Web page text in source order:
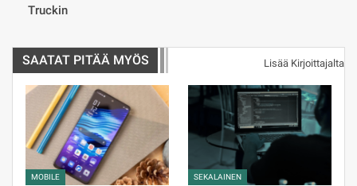
Truckin
SAATAT PITÄÄ MYÖS Lisää Kirjoittajalta
MOBILE SEKALAINEN